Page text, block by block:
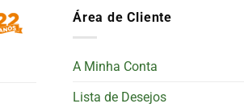
Área de Cliente
A Minha Conta
Lista de Desejos